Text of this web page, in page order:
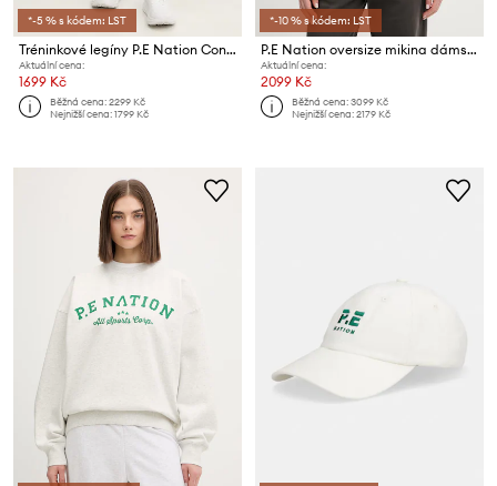
*-5 % s kódem: LST
Tréninkové legíny P.E Nation Convex
Aktuální cena:
1699 Kč
Běžná cena:2299 Kč
Nejnižší cena:1799 Kč
*-10 % s kódem: LST
P.E Nation oversize mikina dámská
Aktuální cena:
2099 Kč
Běžná cena:3099 Kč
Nejnižší cena:2179 Kč